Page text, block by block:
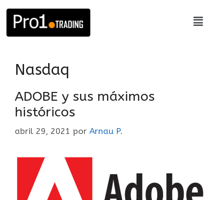
Nasdaq
ADOBE y sus máximos
históricos
abril 29, 2021 por Arnau P.